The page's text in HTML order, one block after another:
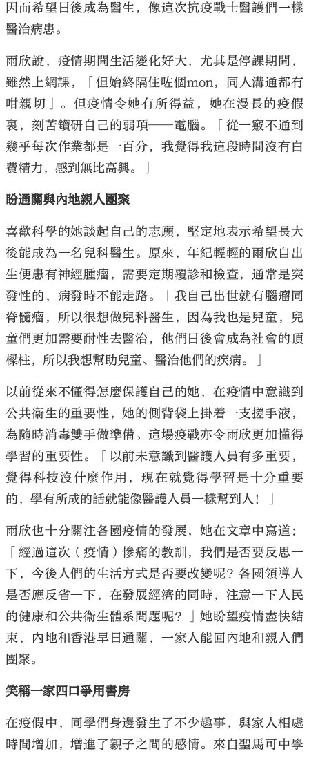
因而希望日後成為醫生，像這次抗疫戰士醫護們一樣
醫治病患。
雨欣說，疫情期間生活變化好大，尤其是停課期間，
雖然上網課，「但始終隔住咗個mon，同人溝通都冇
咁親切」。但疫情令她有所得益，她在漫長的疫假
裏，刻苦鑽研自己的弱項──電腦。「從一竅不通到
幾乎每次作業都是一百分，我覺得我這段時間沒有白
費精力，感到無比高興。」
盼通關與內地親人團聚
喜歡科學的她談起自己的志願，堅定地表示希望長大
後能成為一名兒科醫生。原來，年紀輕輕的雨欣自出
生便患有神經腫瘤，需要定期覆診和檢查，通常是突
發性的，病發時不能走路。「我自己出世就有腦瘤同
脊髓瘤，所以很想做兒科醫生，因為我也是兒童，兒
童們更加需要耐性去醫治，他們日後會成為社會的頂
樑柱，所以我想幫助兒童、醫治他們的疾病。」
以前從來不懂得怎麼保護自己的她，在疫情中意識到
公共衞生的重要性，她的側背袋上掛着一支搓手液，
為隨時消毒雙手做準備。這場疫戰亦令雨欣更加懂得
學習的重要性。「以前未意識到醫護人員有多重要，
覺得科技沒什麼作用，現在就覺得學習是十分重要
的，學有所成的話就能像醫護人員一樣幫到人！」
雨欣也十分關注各國疫情的發展，她在文章中寫道：
「經過這次（疫情）慘痛的教訓，我們是否要反思一
下，今後人們的生活方式是否要改變呢？各國領導人
是否應反省一下，在發展經濟的同時，注意一下人民
的健康和公共衞生體系問題呢？」她盼望疫情盡快結
束，內地和香港早日通關，一家人能回內地和親人們
團聚。
笑稱一家四口爭用書房
在疫假中，同學們身邊發生了不少趣事，與家人相處
時間增加，增進了親子之間的感情。來自聖馬可中學